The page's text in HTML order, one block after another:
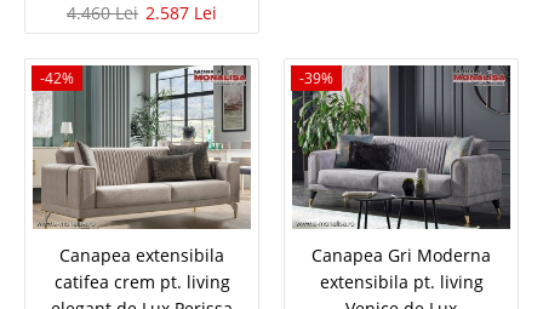
Adauga la Favorite
-42%
4.460 Lei 2.587 Lei
-42%
Canapea extensibila
catifea crem pt. living
-39%
Canapea Gri Moderna
extensibila pt. living